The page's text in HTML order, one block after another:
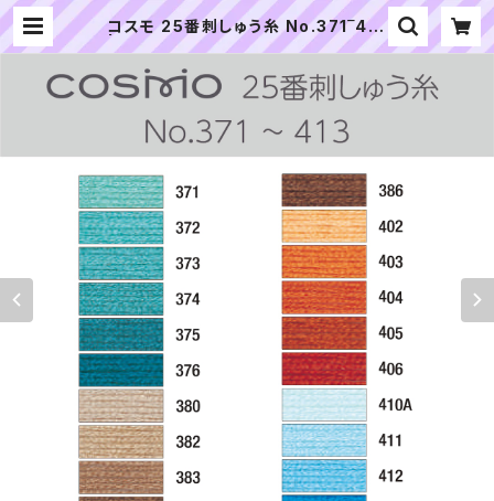
コスモ 25番刺しゅう糸 No.371‾413
| ぬいぐるみの生地やさん｜「ぬい」の